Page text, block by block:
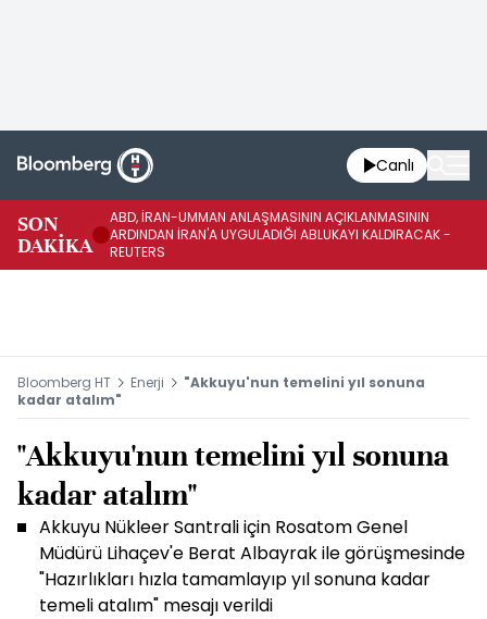
Canlı
SON
DAKİKA
ABD, İRAN-UMMAN ANLAŞMASININ AÇIKLANMASININ
ARDINDAN İRAN'A UYGULADIĞI ABLUKAYI KALDIRACAK -
REUTERS
Bloomberg HT Enerji
"Akkuyu'nun temelini yıl sonuna
kadar atalım"
"Akkuyu'nun temelini yıl sonuna
kadar atalım"
Akkuyu Nükleer Santrali için Rosatom Genel
Müdürü Lihaçev'e Berat Albayrak ile görüşmesinde
"Hazırlıkları hızla tamamlayıp yıl sonuna kadar
temeli atalım" mesajı verildi